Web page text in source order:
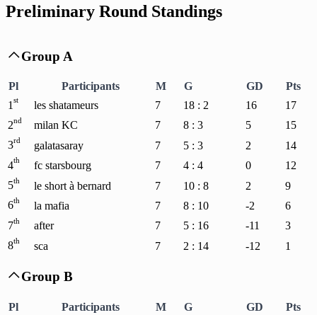
Preliminary Round Standings
 Group A
Pl Participants M G GD
Pts
1 st les shatameurs 7 18 : 2 16
17
2nd milan KC 7 8 : 3 5
15
3rd galatasaray 7 5 : 3 2
14
4th fc starsbourg 7 4 : 4 0
12
5th le short à bernard 7 10 : 8 2
9
6th la mafia 7 8 : 10 -2
6
7th after 7 5 : 16 -11
3
8th sca 7 2 : 14 -12 1
 Group B
Pl Participants M G GD
Pts